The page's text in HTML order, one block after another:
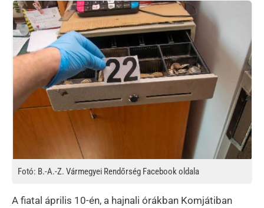
Kép
Fotó: B.-A.-Z. Vármegyei Rendőrség Facebook oldala
A fiatal április 10-én, a hajnali órákban Komjátiban